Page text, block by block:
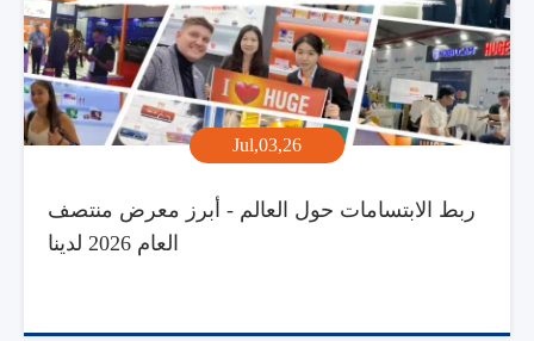
Jul,03,26
ربط الابتسامات حول العالم - أبرز معرض منتصف
العام 2026 لدينا